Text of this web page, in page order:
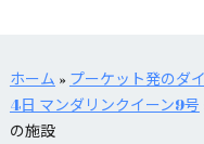
ホーム » プーケット発のダ
4日 マンダリンクイーン9号
の施設